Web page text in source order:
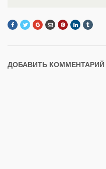
ДОБАВИТЬ КОММЕНТАРИЙ